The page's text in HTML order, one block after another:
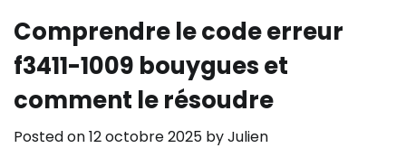
Comprendre le code erreur
f3411-1009 bouygues et
comment le résoudre
Posted on12 octobre 2025 byJulien